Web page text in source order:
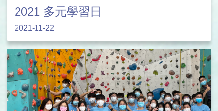
2021 多元學習日
2021-11-22